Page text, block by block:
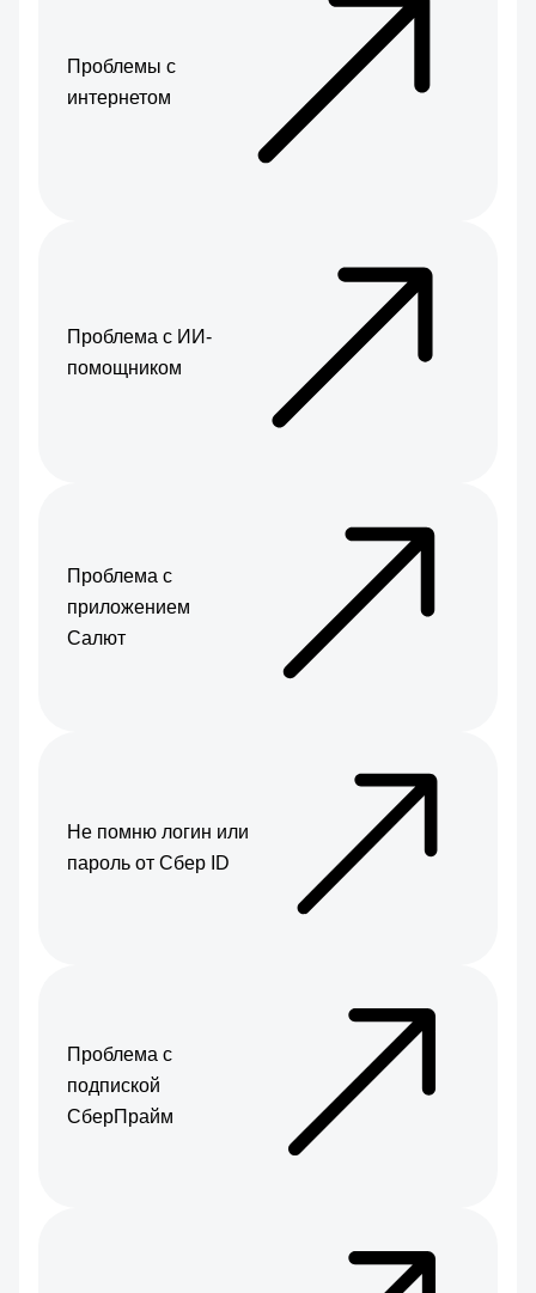
Проблемы с
интернетом
Проблема с ИИ-
помощником
Проблема с
приложением
Салют
Не помню логин или
пароль от Сбер ID
Проблема с
подпиской
СберПрайм